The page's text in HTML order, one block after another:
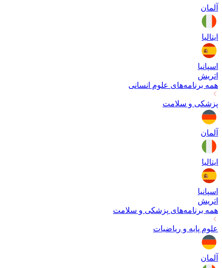
آلمان
ایتالیا
اسپانیا
اتریش
همه برنامه‌های علوم انسانی
پزشکی و سلامت
آلمان
ایتالیا
اسپانیا
اتریش
همه برنامه‌های پزشکی و سلامت
علوم پایه و ریاضیات
آلمان